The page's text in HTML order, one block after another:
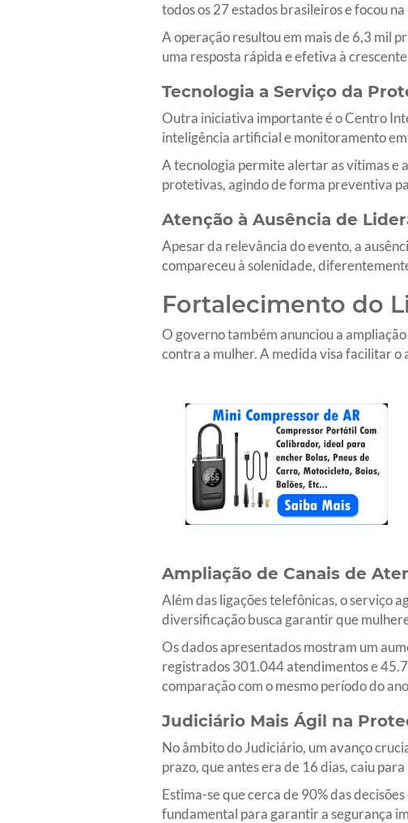
todos os 27 estados brasileiros e focou
A operação resultou em mais de 6,3 mil
uma resposta rápida e efetiva à
Tecnologia a Serviço da
Outra iniciativa importante é o Centro
inteligência artificial e monitoramento
A tecnologia permite alertar as vítimas e
protetivas, agindo de forma preventiva
Atenção à Ausência de
Apesar da relevância do evento, a
compareceu à solenidade,
Fortalecimento do
O governo também anunciou a
contra a mulher. A medida visa facilitar o
Ampliação de Canais de
Além das ligações telefônicas, o serviço
diversificação busca garantir que
Os dados apresentados mostram um
registrados 301.044 atendimentos e
comparação com o mesmo período do
Judiciário Mais Ágil na
No âmbito do Judiciário, um avanço
prazo, que antes era de 16 dias, caiu
Estima-se que cerca de 90% das
fundamental para garantir a segurança